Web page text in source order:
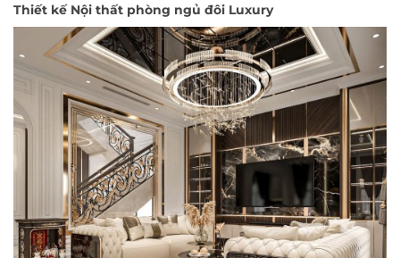
Thiết kế Nội thất phòng ngủ đôi Luxury